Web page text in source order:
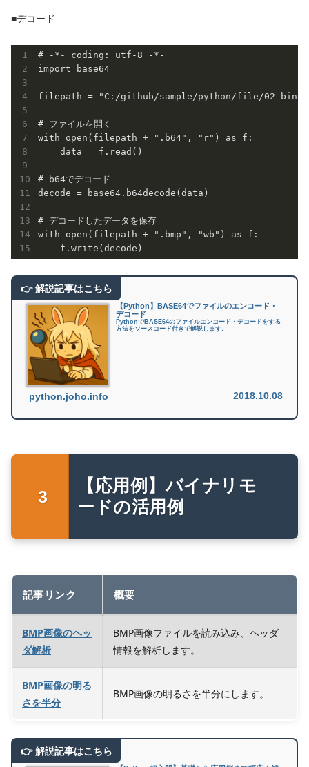
■デコード
# -*- coding: utf-8 -*-
import base64
filepath = "C:/github/sample/python/file/
# ファイルを開く
with open(filepath + ".b64", "r") as f:
    data = f.read()
# b64でデコード
decode = base64.b64decode(data)
# デコードしたデータを保存
with open(filepath + ".bmp", "wb") as f:
【Python】BASE64でファイルのエンコード・
デコード
PythonでBASE64のファイルエンコード・デコードをする
方法をソースコード付きで解説します。
python.joho.info 2018.10.08
【応用例】バイナリモ
ードの活用例
記事リンク 概要
BMP画像のヘッ
ダ解析
BMP画像ファイルを読み込み、ヘッダ
情報を解析します。
BMP画像の明る
さを半分
BMP画像の明るさを半分にします。